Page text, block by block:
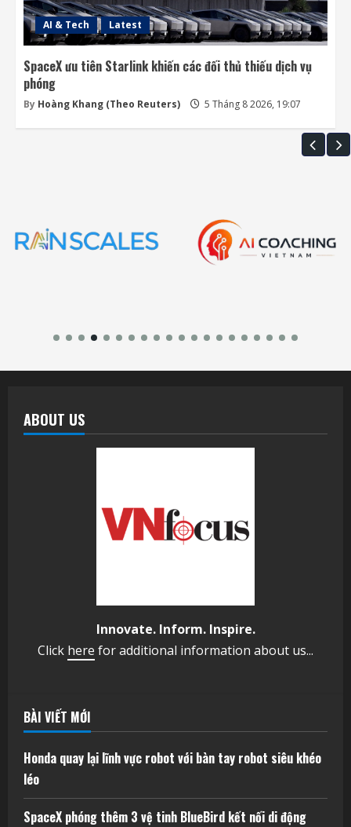
AI & Tech Latest
SpaceX ưu tiên Starlink khiến các đối thủ thiếu dịch vụ
phóng
By Hoàng Khang (Theo Reuters) 5 Tháng 8 2026, 19:07
ABOUT US
Innovate. Inform. Inspire.
Click here for additional information about us...
BÀI VIẾT MỚI
Honda quay lại lĩnh vực robot với bàn tay robot siêu khéo
léo
SpaceX phóng thêm 3 vệ tinh BlueBird kết nối di động